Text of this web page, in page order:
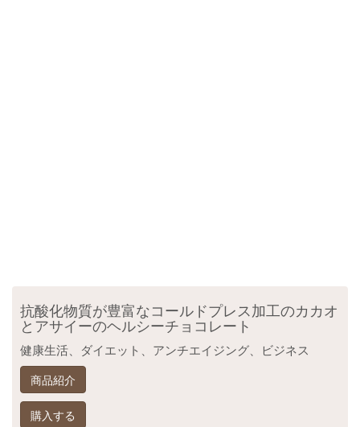
抗酸化物質が豊富なコールドプレス加工のカカオ
とアサイーのヘルシーチョコレート
健康生活、ダイエット、アンチエイジング、ビジネス
商品紹介
購入する